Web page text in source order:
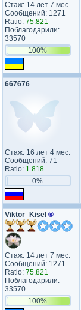
Стаж: 14 лет 7 мес.
Сообщений: 1271
Ratio: 75.821
Поблагодарили:
33570
100%
667676
Стаж: 16 лет 4 мес.
Сообщений: 71
Ratio: 1.818
0%
Viktor_Kisel ®
Стаж: 14 лет 7 мес.
Сообщений: 1271
Ratio: 75.821
Поблагодарили:
33570
100%